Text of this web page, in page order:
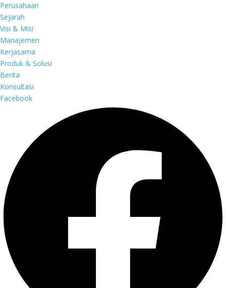
Perusahaan
Sejarah
Visi & Misi
Manajemen
Kerjasama
Produk & Solusi
Berita
Konsultasi
Facebook